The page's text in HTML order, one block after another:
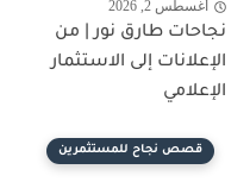
أغسطس 2, 2026
نجاحات طارق نور | من
الإعلانات إلى الاستثمار
الإعلامي
قصص نجاح للمستثمرين